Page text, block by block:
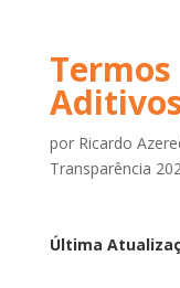
Termos
por Ricardo
Transparência
Última